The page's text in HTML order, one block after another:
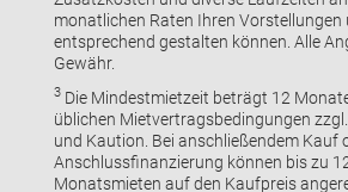
monatlichen Raten Ihren Vorstellungen
entsprechend gestalten können. Alle
Gewähr.
3Die Mindestmietzeit beträgt 12
üblichen Mietvertragsbedingungen
und Kaution. Bei anschließendem Kauf
Anschlussfinanzierung können bis zu
Monatsmieten auf den Kaufpreis